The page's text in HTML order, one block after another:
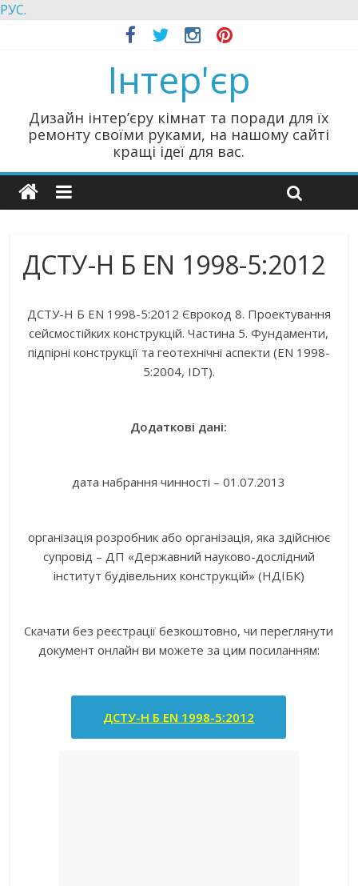
РУС.
Інтер'єр
Дизайн інтер’єру кімнат та поради для їх
ремонту своїми руками, на нашому сайті
кращі ідеї для вас.
ДСТУ-Н Б EN 1998-5:2012
ДСТУ-Н Б EN 1998-5:2012 Єврокод 8. Проектування
сейсмостійких конструкцій. Частина 5. Фундаменти,
підпірні конструкції та геотехнічні аспекти (EN 1998-
5:2004, IDT).
Додаткові дані:
дата набрання чинності – 01.07.2013
організація розробник або організація, яка здійснює
супровід – ДП «Державний науково-дослідний
інститут будівельних конструкцій» (НДІБК)
Скачати без реєстрації безкоштовно, чи переглянути
документ онлайн ви можете за цим посиланням:
ДСТУ-Н Б EN 1998-5:2012